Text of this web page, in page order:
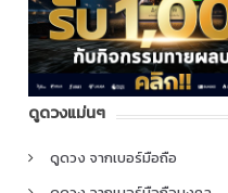
ดูดวงแม่นๆ
ดูดวง จากเบอร์มือถือ